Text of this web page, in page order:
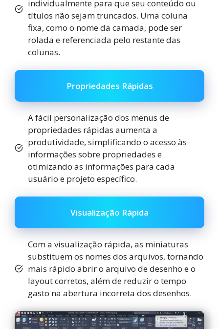
individualmente para que seu conteúdo ou
títulos não sejam truncados. Uma coluna
fixa, como o nome da camada, pode ser
rolada e referenciada pelo restante das
colunas.
Propriedades Rápidas
A fácil personalização dos menus de
propriedades rápidas aumenta a
produtividade, simplificando o acesso às
informações sobre propriedades e
otimizando as informações para cada
usuário e projeto específico.
Visualização Rápida
Com a visualização rápida, as miniaturas
substituem os nomes dos arquivos, tornando
mais rápido abrir o arquivo de desenho e o
layout corretos, além de reduzir o tempo
gasto na abertura incorreta dos desenhos.